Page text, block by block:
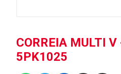
CORREIA MULTI V
5PK1025